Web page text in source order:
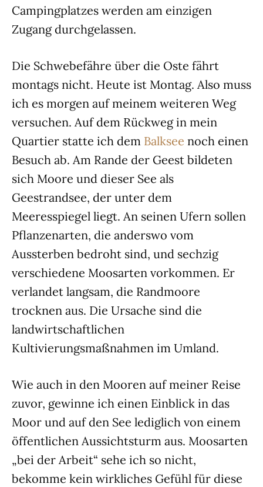
Campingplatzes werden am einzigen
Zugang durchgelassen.
Die Schwebefähre über die Oste fährt
montags nicht. Heute ist Montag. Also muss
ich es morgen auf meinem weiteren Weg
versuchen. Auf dem Rückweg in mein
Quartier statte ich dem Balksee noch einen
Besuch ab. Am Rande der Geest bildeten
sich Moore und dieser See als
Geestrandsee, der unter dem
Meeresspiegel liegt. An seinen Ufern sollen
Pflanzenarten, die anderswo vom
Aussterben bedroht sind, und sechzig
verschiedene Moosarten vorkommen. Er
verlandet langsam, die Randmoore
trocknen aus. Die Ursache sind die
landwirtschaftlichen
Kultivierungsmaßnahmen im Umland.
Wie auch in den Mooren auf meiner Reise
zuvor, gewinne ich einen Einblick in das
Moor und auf den See lediglich von einem
öffentlichen Aussichtsturm aus. Moosarten
„bei der Arbeit“ sehe ich so nicht,
bekomme kein wirkliches Gefühl für diese